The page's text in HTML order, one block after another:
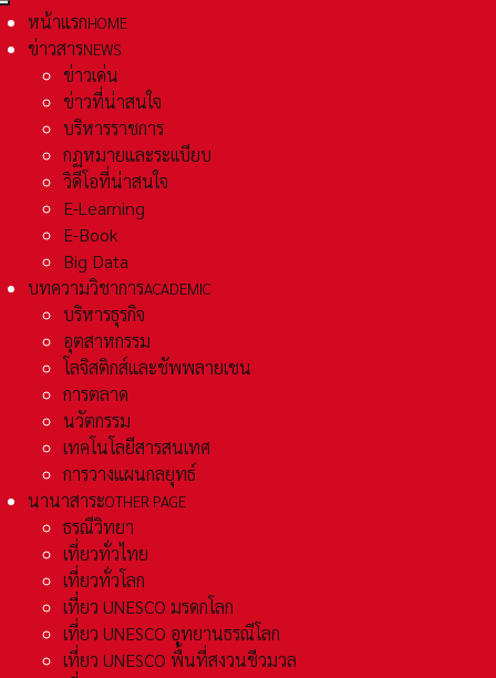
หน้าแรกHOME
ข่าวสารNEWS
ข่าวเด่น
ข่าวที่น่าสนใจ
บริหารราชการ
กฏหมายและระเเบียบ
วิดีโอที่น่าสนใจ
E-Learning
E-Book
Big Data
บทความวิชาการACADEMIC
บริหารธุรกิจ
อุตสาหกรรม
โลจิสติกส์และชัพพลายเชน
การตลาด
นวัตกรรม
เทคโนโลยีสารสนเทศ
การวางแผนกลยุทธ์
นานาสาระOTHER PAGE
ธรณีวิทยา
เที่ยวทั่วไทย
เที่ยวทั่วโลก
เที่ยว UNESCO มรดกโลก
เที่ยว UNESCO อุทยานธรณีโลก
เที่ยว UNESCO พื้นที่สงวนชีวมวล